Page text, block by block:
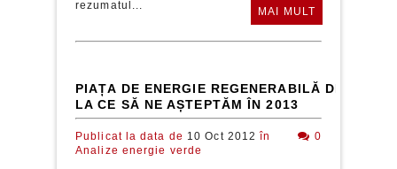
rezumatul...
MAI MULT
PIAȚA DE ENERGIE REGENERABILĂ DIN
LA CE SĂ NE AȘTEPTĂM ÎN 2013
Publicat la data de 10 Oct 2012 în
Analize energie verde
0